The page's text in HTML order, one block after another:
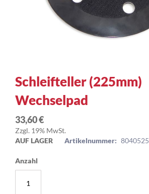
Schleifteller (225mm)
Wechselpad
33,60 €
Zzgl. 19% MwSt.
AUF LAGER
Artikelnummer: 8040525
Anzahl
Zum
Anfang
der
Bildergalerie
springen